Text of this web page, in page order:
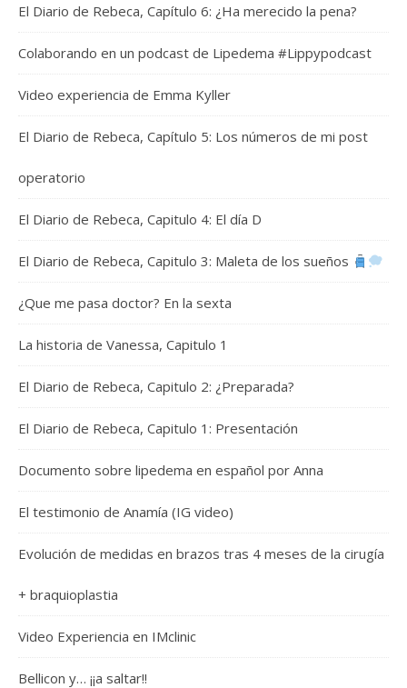
El Diario de Rebeca, Capítulo 6: ¿Ha merecido la pena?
Colaborando en un podcast de Lipedema #Lippypodcast
Video experiencia de Emma Kyller
El Diario de Rebeca, Capítulo 5: Los números de mi post
operatorio
El Diario de Rebeca, Capitulo 4: El día D
El Diario de Rebeca, Capitulo 3: Maleta de los sueños
¿Que me pasa doctor? En la sexta
La historia de Vanessa, Capitulo 1
El Diario de Rebeca, Capitulo 2: ¿Preparada?
El Diario de Rebeca, Capitulo 1: Presentación
Documento sobre lipedema en español por Anna
El testimonio de Anamía (IG video)
Evolución de medidas en brazos tras 4 meses de la cirugía
+ braquioplastia
Video Experiencia en IMclinic
Bellicon y… ¡¡a saltar!!